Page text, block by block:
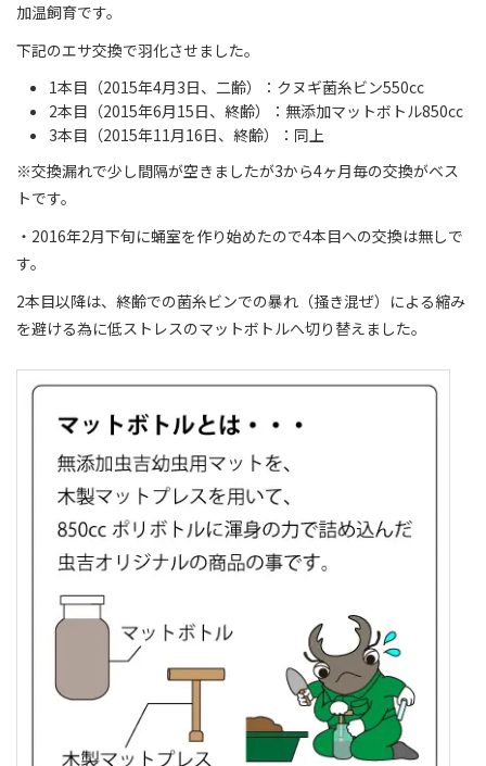
加温飼育です。
下記のエサ交換で羽化させました。
1本目（2015年4月3日、二齢）：クヌギ菌糸ビン550cc
2本目（2015年6月15日、終齢）：無添加マットボトル850cc
3本目（2015年11月16日、終齢）：同上
※交換漏れで少し間隔が空きましたが3から4ヶ月毎の交換がベス
トです。
・2016年2月下旬に蛹室を作り始めたので4本目への交換は無しで
す。
2本目以降は、終齢での菌糸ビンでの暴れ（掻き混ぜ）による縮み
を避ける為に低ストレスのマットボトルへ切り替えました。